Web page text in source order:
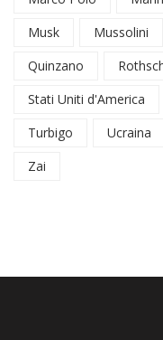
Musk
Mussolini
Quinzano
Stati Uniti d'America
Turbigo
Ucraina
Zai